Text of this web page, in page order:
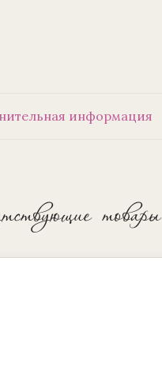
информация
товары